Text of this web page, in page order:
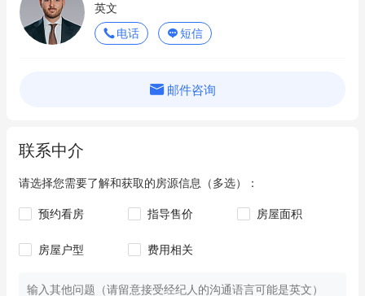
Woolworths
ALDI
Daiso Flinders
Dae Bark Mart
Coles
Coles
英文
电话
短信
邮件咨询
联系中介
请选择您需要了解和获取的房源信息（多选）：
预约看房 指导售价 房屋面积
房屋户型 费用相关